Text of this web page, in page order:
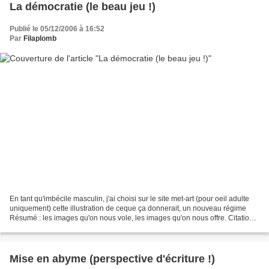
La démocratie (le beau jeu !)
Publié le 05/12/2006 à 16:52
Par Filaplomb
En tant qu'imbécile masculin, j'ai choisi sur le site met-art (pour oeil adulte
uniquement) cette illustration de ceque ça donnerait, un nouveau régime
Résumé : les images qu'on nous vole, les images qu'on nous offre. Citation :
Mise en abyme (perspective d'écriture !)